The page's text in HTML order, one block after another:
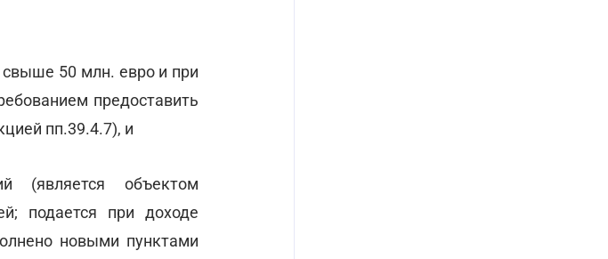
50 млн. евро и при
предоставить
пп.39.4.7), и
(является объектом
подается при доходе
новыми пунктами